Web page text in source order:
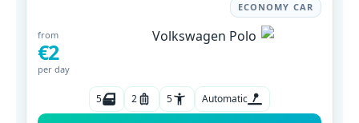
ECONOMY CAR
from
€2
per day
Automatic
5
2
5